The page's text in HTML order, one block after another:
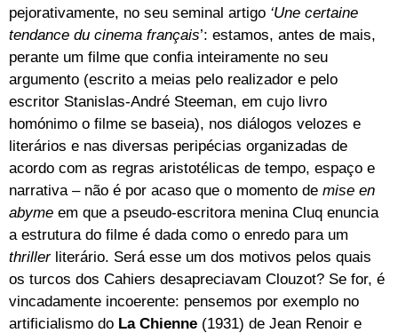
pejorativamente, no seu seminal artigo ‘Une certaine
tendance du cinema français’: estamos, antes de mais,
perante um filme que confia inteiramente no seu
argumento (escrito a meias pelo realizador e pelo
escritor Stanislas-André Steeman, em cujo livro
homónimo o filme se baseia), nos diálogos velozes e
literários e nas diversas peripécias organizadas de
acordo com as regras aristotélicas de tempo, espaço e
narrativa – não é por acaso que o momento de mise en
abyme em que a pseudo-escritora menina Cluq enuncia
a estrutura do filme é dada como o enredo para um
thrillerliterário. Será esse um dos motivos pelos quais
os turcos dos Cahiers desapreciavam Clouzot? Se for, é
vincadamente incoerente: pensemos por exemplo no
artificialismo do La Chienne (1931) de Jean Renoir e